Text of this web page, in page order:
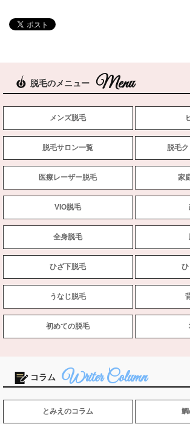
脱毛のメニュー
メンズ脱毛
脱毛サロン一覧 脱毛
医療レーザー脱毛 家
VIO脱毛
全身脱毛
ひざ下脱毛
うなじ脱毛
初めての脱毛
コラム
とみえのコラム